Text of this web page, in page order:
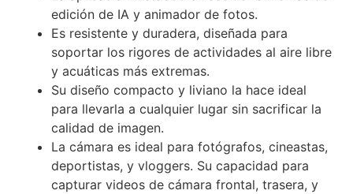
edición de IA y animador de fotos.
Es resistente y duradera, diseñada para
soportar los rigores de actividades al aire libre
y acuáticas más extremas.
Su diseño compacto y liviano la hace ideal
para llevarla a cualquier lugar sin sacrificar la
calidad de imagen.
La cámara es ideal para fotógrafos, cineastas,
deportistas, y vloggers. Su capacidad para
capturar videos de cámara frontal, trasera, y